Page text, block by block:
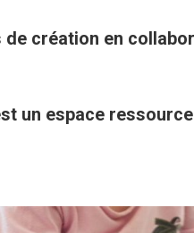
création en
un espace